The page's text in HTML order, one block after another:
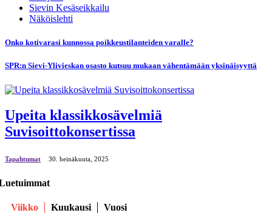
Sievin Kesäseikkailu
Näköislehti
Onko kotivarasi kunnossa poikkeustilanteiden varalle?
SPR:n Sievi-Ylivieskan osasto kutsuu mukaan vähentämään yksinäisyyttä
Upeita klassikkosävelmiä
Suvisoittokonsertissa
Tapahtumat 30. heinäkuuta, 2025
Viikko Kuukausi Vuosi